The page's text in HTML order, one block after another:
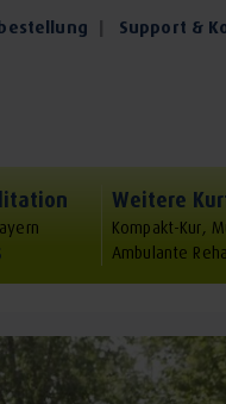
Support &
Weitere
Kompakt-Kur,
Ambulante